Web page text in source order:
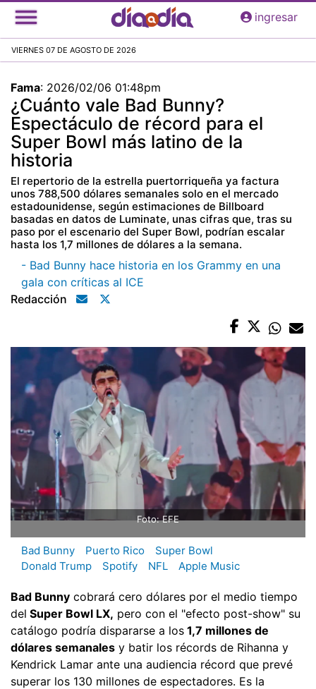
Pasar
al
principal
ingresar
VIERNES 07 DE AGOSTO DE 2026
Fama: 2026/02/06 01:48pm
¿Cuánto vale Bad Bunny?
Espectáculo de récord para el
Super Bowl más latino de la
historia
El repertorio de la estrella puertorriqueña ya factura
unos 788,500 dólares semanales solo en el mercado
estadounidense, según estimaciones de Billboard
basadas en datos de Luminate, unas cifras que, tras su
paso por el escenario del Super Bowl, podrían escalar
hasta los 1,7 millones de dólares a la semana.
- Bad Bunny hace historia en los Grammy en una
gala con críticas al ICE
Redacción
Foto: EFE
Bad Bunny Puerto Rico
Super Bowl
Donald Trump
Spotify NFL Apple Music
Bad Bunny cobrará cero dólares por el medio tiempo
del Super Bowl LX, pero con el "efecto post-show" su
catálogo podría dispararse a los 1,7 millones de
dólares semanales y batir los récords de Rihanna y
Kendrick Lamar ante una audiencia récord que prevé
superar los 130 millones de espectadores. Es la